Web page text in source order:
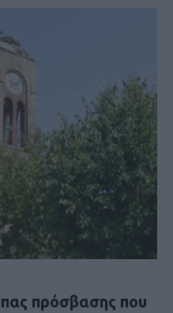
πρόσβασης που